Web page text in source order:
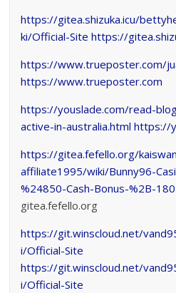
https://gitea.shizuka.icu/
ki/Official-Site https://
https://www.trueposter.com/
https://www.trueposter.com
https://youslade.com/read-
active-in-australia.html https://
https://gitea.fefello.org/
affiliate1995/wiki/Bunny96-
%24850-Cash-Bonus-%2B-
gitea.fefello.org
https://git.winscloud.net/
i/Official-Site
https://git.winscloud.net/
i/Official-Site